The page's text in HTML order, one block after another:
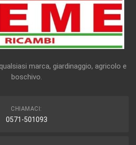
marca, giardinaggio, agricolo e
boschivo.
CHIAMACI:
0571-501093